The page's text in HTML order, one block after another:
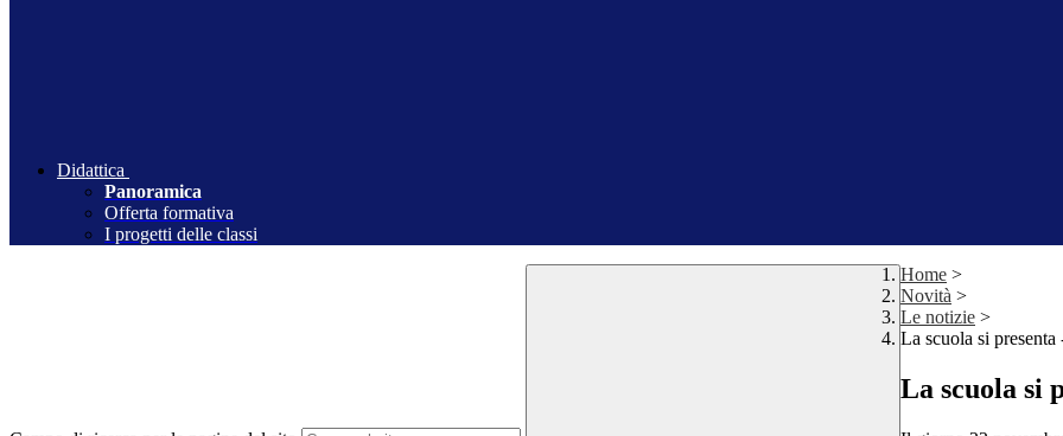
Didattica
Panoramica
Offerta formativa
I progetti delle classi
Home >
Novità >
Le notizie >
La scuola si
La scuola si